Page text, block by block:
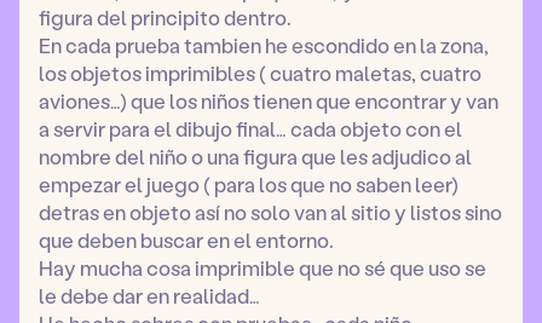
figura del principito dentro.
En cada prueba tambien he escondido en la zona,
los objetos imprimibles ( cuatro maletas, cuatro
aviones…) que los niños tienen que encontrar y van
a servir para el dibujo final… cada objeto con el
nombre del niño o una figura que les adjudico al
empezar el juego ( para los que no saben leer)
detras en objeto así no solo van al sitio y listos sino
que deben buscar en el entorno.
Hay mucha cosa imprimible que no sé que uso se
le debe dar en realidad…